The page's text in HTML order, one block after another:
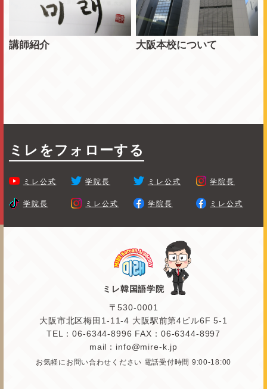
講師紹介 大阪本校について
ミレをフォローする
ミレ公式 学院長 ミレ公式 学院長
学院長 ミレ公式 学院長 ミレ公式
ミレ韓国語学院
〒530-0001
大阪市北区梅田1-11-4 大阪駅前第4ビル6F 5-1
TEL：06-6344-8996 FAX：06-6344-8997
mail：info@mire-k.jp
お気軽にお問い合わせください 電話受付時間 9:00-18:00